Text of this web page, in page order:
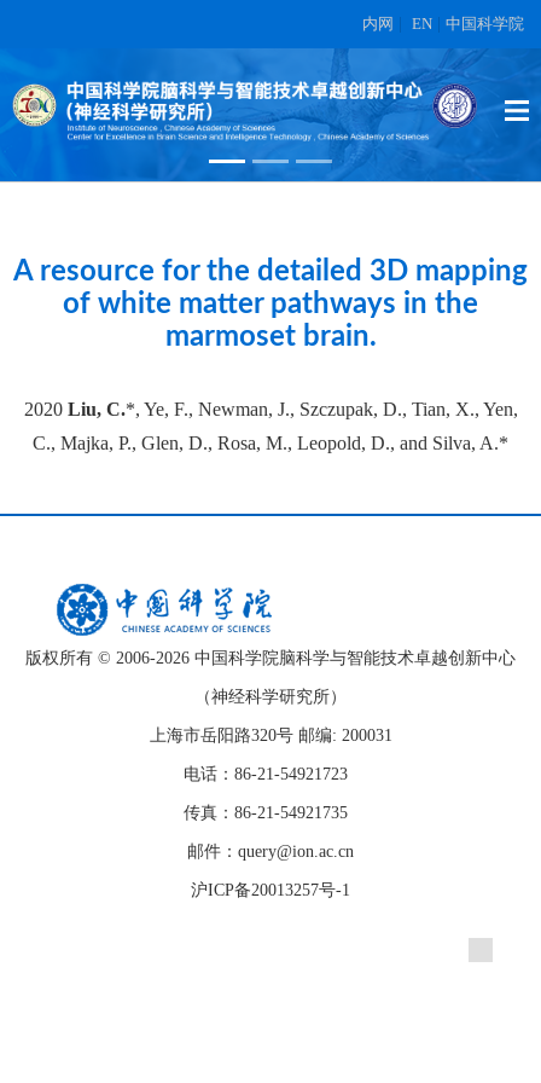
内网 EN 中国科学院
High-dimensional topographic
organization of visual features in the
primate temporal lobe.
在另外数据表中
A resource for the detailed 3D mapping
of white matter pathways in the
marmoset brain.
2020 Liu, C.*, Ye, F., Newman, J., Szczupak, D., Tian, X., Yen,
C., Majka, P., Glen, D., Rosa, M., Leopold, D., and Silva, A.*
版权所有 © 2006-2026 中国科学院脑科学与智能技术卓越创新中心
（神经科学研究所）
上海市岳阳路320号 邮编: 200031
电话：86-21-54921723
传真：86-21-54921735
邮件：query@ion.ac.cn
沪ICP备20013257号-1